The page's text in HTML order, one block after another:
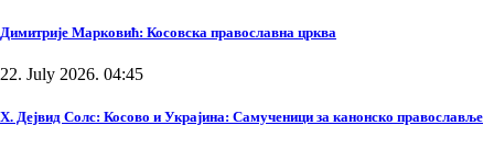
Димитрије Марковић: Косовска православна црква
22. July 2026. 04:45
Х. Дејвид Солс: Косово и Украјина: Самученици за канонско православље